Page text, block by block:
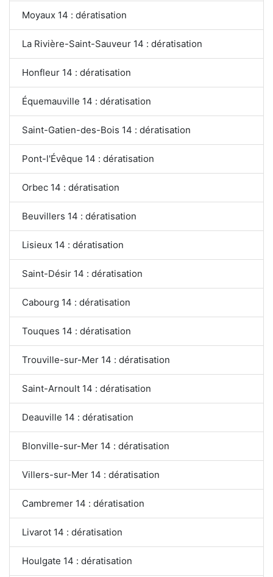
Moyaux 14 : dératisation
La Rivière-Saint-Sauveur 14 : dératisation
Honfleur 14 : dératisation
Équemauville 14 : dératisation
Saint-Gatien-des-Bois 14 : dératisation
Pont-l'Évêque 14 : dératisation
Orbec 14 : dératisation
Beuvillers 14 : dératisation
Lisieux 14 : dératisation
Saint-Désir 14 : dératisation
Cabourg 14 : dératisation
Touques 14 : dératisation
Trouville-sur-Mer 14 : dératisation
Saint-Arnoult 14 : dératisation
Deauville 14 : dératisation
Blonville-sur-Mer 14 : dératisation
Villers-sur-Mer 14 : dératisation
Cambremer 14 : dératisation
Livarot 14 : dératisation
Houlgate 14 : dératisation